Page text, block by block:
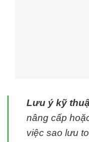
Lưu ý kỹ
nâng cấp
việc sao lưu